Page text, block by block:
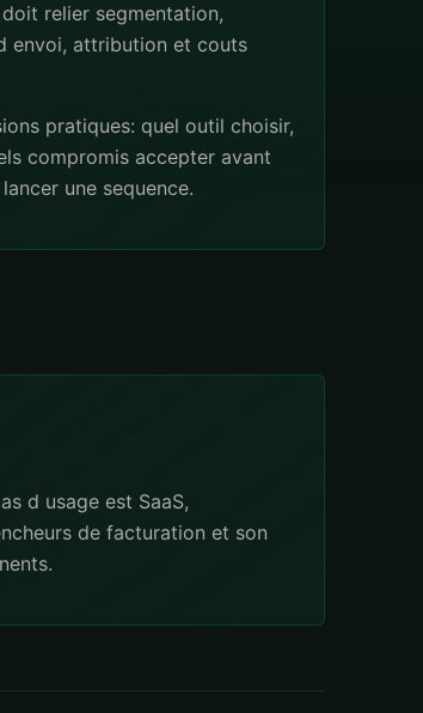
relier segmentation,
envoi, attribution et couts
pratiques: quel outil choisir,
compromis accepter avant
une sequence.
d usage est SaaS,
de facturation et son